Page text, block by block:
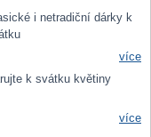
i netradiční dárky k
více
k svátku květiny
více